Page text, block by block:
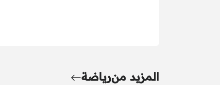
المزيد منرياضة